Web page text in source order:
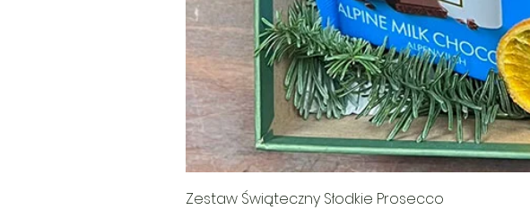
Zestaw Świąteczny Słodkie Prosecco